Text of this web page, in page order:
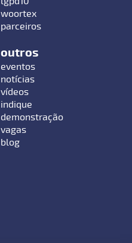
woortex
parceiros
outros
eventos
notícias
vídeos
indique
demonstração
vagas
blog